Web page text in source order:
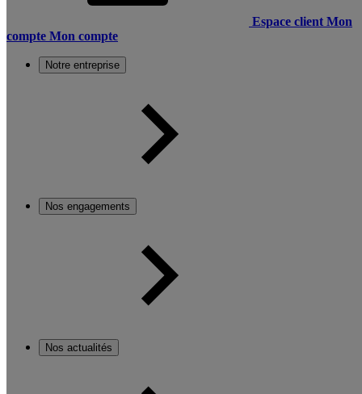
Espace client Mon
compte Mon compte
Notre entreprise
Nos engagements
Nos actualités